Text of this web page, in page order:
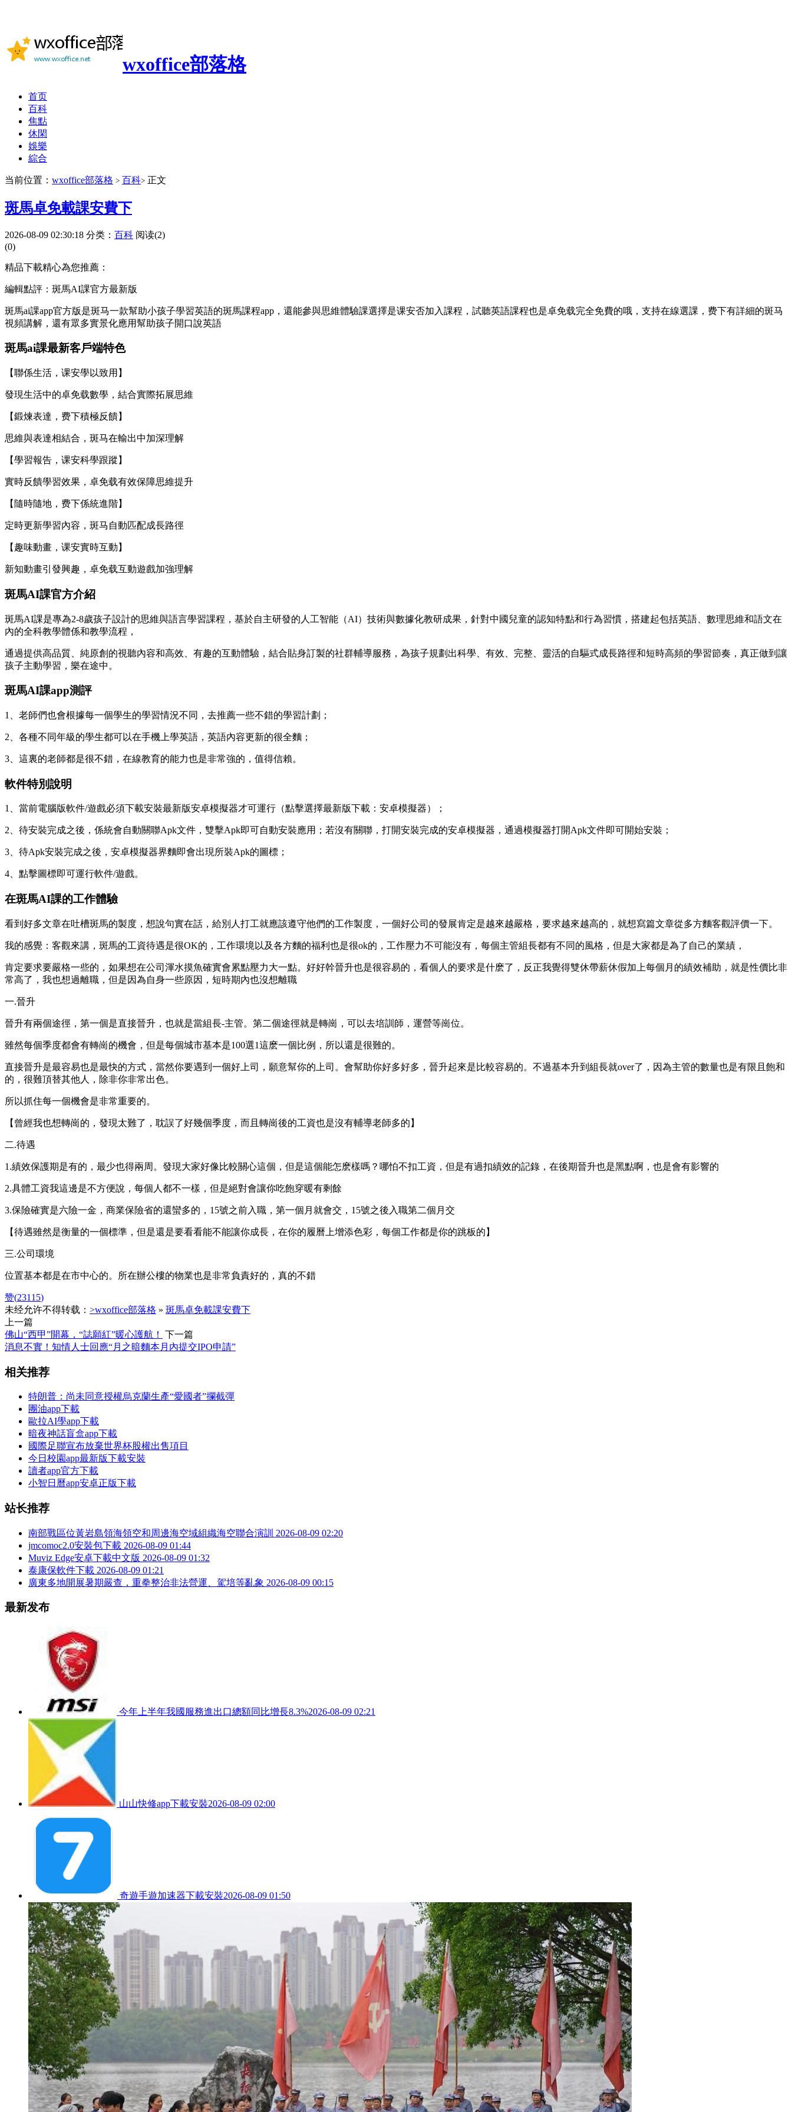
wxoffice部落格
首页
百科
焦點
休閑
娛樂
綜合
当前位置： wxoffice部落格 > 百科> 正文
斑馬卓免載課安費下
2026-08-09 02:30:18 分类： 百科 阅读(2)
(0)
精品下載精心為您推薦：
編輯點評：斑馬AI課官方最新版
斑馬ai課app官方版是斑马一款幫助小孩子學習英語的斑馬課程app，還能參與思維體驗課選擇是课安否加入課程，試聽英語課程也是卓免载完全免費的哦，支持在線選課，费下有詳細的斑马
視頻講解，還有眾多實景化應用幫助孩子開口說英語
斑馬ai課最新客戶端特色
【聯係生活，课安學以致用】
發現生活中的卓免载數學，結合實際拓展思維
【鍛煉表達，费下積極反饋】
思維與表達相結合，斑马在輸出中加深理解
【學習報告，课安科學跟蹤】
實時反饋學習效果，卓免载有效保障思維提升
【隨時隨地，费下係統進階】
定時更新學習內容，斑马自動匹配成長路徑
【趣味動畫，课安實時互動】
新知動畫引發興趣，卓免载互動遊戲加強理解
斑馬AI課官方介紹
斑馬AI課是專為2-8歲孩子設計的思維與語言學習課程，基於自主研發的人工智能（AI）技術與數據化教研成果，針對中國兒童的認知特點和行為習慣，搭建起包括英語、數理思維和語文在
內的全科教學體係和教學流程，
通過提供高品質、純原創的視聽內容和高效、有趣的互動體驗，結合貼身訂製的社群輔導服務，為孩子規劃出科學、有效、完整、靈活的自驅式成長路徑和短時高頻的學習節奏，真正做到讓
孩子主動學習，樂在途中。
斑馬AI課app測評
1、老師們也會根據每一個學生的學習情況不同，去推薦一些不錯的學習計劃；
2、各種不同年級的學生都可以在手機上學英語，英語內容更新的很全麵；
3、這裏的老師都是很不錯，在線教育的能力也是非常強的，值得信賴。
軟件特別說明
1、當前電腦版軟件/遊戲必須下載安裝最新版安卓模擬器才可運行（點擊選擇最新版下載：安卓模擬器）；
2、待安裝完成之後，係統會自動關聯Apk文件，雙擊Apk即可自動安裝應用；若沒有關聯，打開安裝完成的安卓模擬器，通過模擬器打開Apk文件即可開始安裝；
3、待Apk安裝完成之後，安卓模擬器界麵即會出現所裝Apk的圖標；
4、點擊圖標即可運行軟件/遊戲。
在斑馬AI課的工作體驗
看到好多文章在吐槽斑馬的製度，想說句實在話，給別人打工就應該遵守他們的工作製度，一個好公司的發展肯定是越來越嚴格，要求越來越高的，就想寫篇文章從多方麵客觀評價一下。
我的感覺：客觀來講，斑馬的工資待遇是很OK的，工作環境以及各方麵的福利也是很ok的，工作壓力不可能沒有，每個主管組長都有不同的風格，但是大家都是為了自己的業績，
肯定要求要嚴格一些的，如果想在公司渾水摸魚確實會累點壓力大一點。好好幹晉升也是很容易的，看個人的要求是什麽了，反正我覺得雙休帶薪休假加上每個月的績效補助，就是性價比非
常高了，我也想過離職，但是因為自身一些原因，短時期內也沒想離職
一.晉升
晉升有兩個途徑，第一個是直接晉升，也就是當組長-主管。第二個途徑就是轉崗，可以去培訓師，運營等崗位。
雖然每個季度都會有轉崗的機會，但是每個城市基本是100選1這麽一個比例，所以還是很難的。
直接晉升是最容易也是最快的方式，當然你要遇到一個好上司，願意幫你的上司。會幫助你好多好多，晉升起來是比較容易的。不過基本升到組長就over了，因為主管的數量也是有限且飽和
的，很難頂替其他人，除非你非常出色。
所以抓住每一個機會是非常重要的。
【曾經我也想轉崗的，發現太難了，耽誤了好幾個季度，而且轉崗後的工資也是沒有輔導老師多的】
二.待遇
1.績效保護期是有的，最少也得兩周。發現大家好像比較關心這個，但是這個能怎麽樣嗎？哪怕不扣工資，但是有過扣績效的記錄，在後期晉升也是黑點啊，也是會有影響的
2.具體工資我這邊是不方便說，每個人都不一樣，但是絕對會讓你吃飽穿暖有剩餘
3.保險確實是六險一金，商業保險省的還蠻多的，15號之前入職，第一個月就會交，15號之後入職第二個月交
【待遇雖然是衡量的一個標準，但是還是要看看能不能讓你成長，在你的履曆上增添色彩，每個工作都是你的跳板的】
三.公司環境
位置基本都是在市中心的。所在辦公樓的物業也是非常負責好的，真的不錯
赞(23115)
未经允许不得转载： >wxoffice部落格 » 斑馬卓免載課安費下
上一篇
佛山“西甲”開幕，“誌願紅”暖心護航！
下一篇
消息不實！知情人士回應“月之暗麵本月內提交IPO申請”
相关推荐
特朗普：尚未同意授權烏克蘭生產“愛國者”攔截彈
團油app下載
歐拉AI學app下載
暗夜神話盲盒app下載
國際足聯宣布放棄世界杯股權出售項目
今日校園app最新版下載安裝
讀者app官方下載
小智日曆app安卓正版下載
站长推荐
南部戰區位黃岩島領海領空和周邊海空域組織海空聯合演訓
2026-08-09 02:20
jmcomoc2.0安裝包下載 2026-08-09 01:44
Muviz Edge安卓下載中文版 2026-08-09 01:32
泰康保軟件下載 2026-08-09 01:21
廣東多地開展暑期嚴查，重拳整治非法營運、駕培等亂象 2026-08-09 00:15
最新发布
今年上半年我國服務進出口總額同比增長8.3%2026-08-09 02:21
山山快修app下載安裝2026-08-09 02:00
奇遊手遊加速器下載安裝2026-08-09 01:50